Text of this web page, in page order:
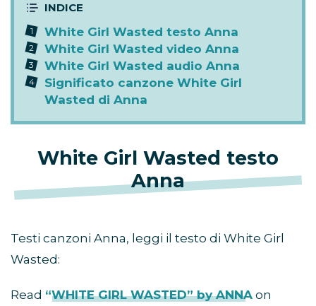
White Girl Wasted testo Anna
White Girl Wasted video Anna
White Girl Wasted audio Anna
Significato canzone White Girl
Wasted di Anna
White Girl Wasted testo
Anna
Testi canzoni Anna, leggi il testo di White Girl
Wasted:
Read “WHITE GIRL WASTED” by ANNA on